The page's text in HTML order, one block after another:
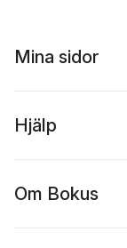
Mina sidor
Hjälp
Om Bokus